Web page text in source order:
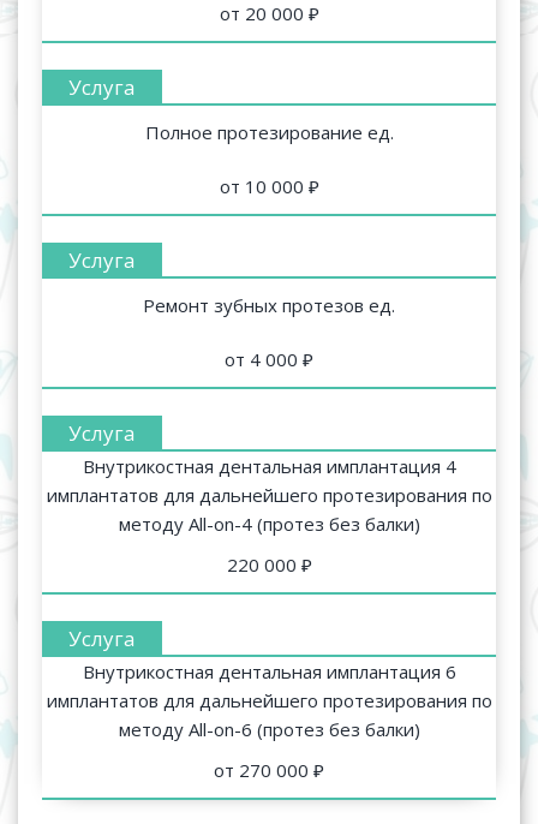
от 20 000 ₽
Полное протезирование ед.
от 10 000 ₽
Ремонт зубных протезов ед.
от 4 000 ₽
Внутрикостная дентальная имплантация 4
имплантатов для дальнейшего протезирования по
методу All-on-4 (протез без балки)
220 000 ₽
Внутрикостная дентальная имплантация 6
имплантатов для дальнейшего протезирования по
методу All-on-6 (протез без балки)
от 270 000 ₽